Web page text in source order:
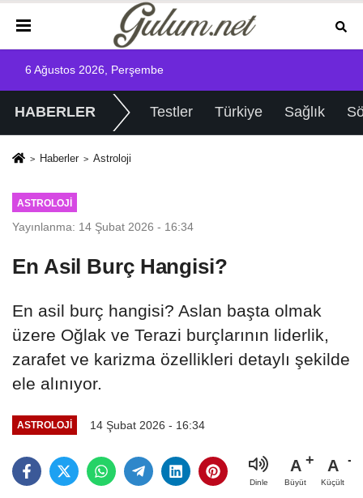
6 Ağustos 2026, Perşembe
HABERLER Testler Türkiye Sağlık
Haberler Astroloji
ASTROLOJI
Yayınlanma: 14 Şubat 2026 - 16:34
En Asil Burç Hangisi?
En asil burç hangisi? Aslan başta olmak
üzere Oğlak ve Terazi burçlarının liderlik,
zarafet ve karizma özellikleri detaylı şekilde
ele alınıyor.
ASTROLOJI 14 Şubat 2026 - 16:34
Dinle
A
Büyüt
A
Küçült